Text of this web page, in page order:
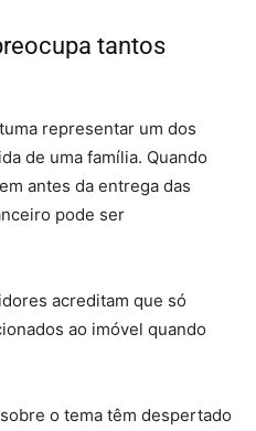
tantos
representar um dos
de uma família. Quando
antes da entrega das
pode ser
acreditam que só
ao imóvel quando
o tema têm despertado